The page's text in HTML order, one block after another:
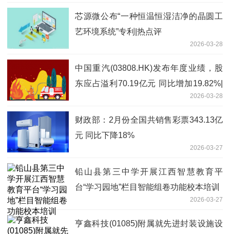
芯源微公布“一种恒温恒湿洁净的晶圆工
艺环境系统”专利|热点评
2026-03-28
中国重汽(03808.HK)发布年度业绩，股
东应占溢利70.19亿元 同比增加19.82%|
2026-03-28
财政部：2月份全国共销售彩票343.13亿
元 同比下降18%
2026-03-27
铅山县第三中学开展江西智慧教育平
台“学习园地”栏目智能组卷功能校本培训
2026-03-27
亨鑫科技(01085)附属就先进封装设施设